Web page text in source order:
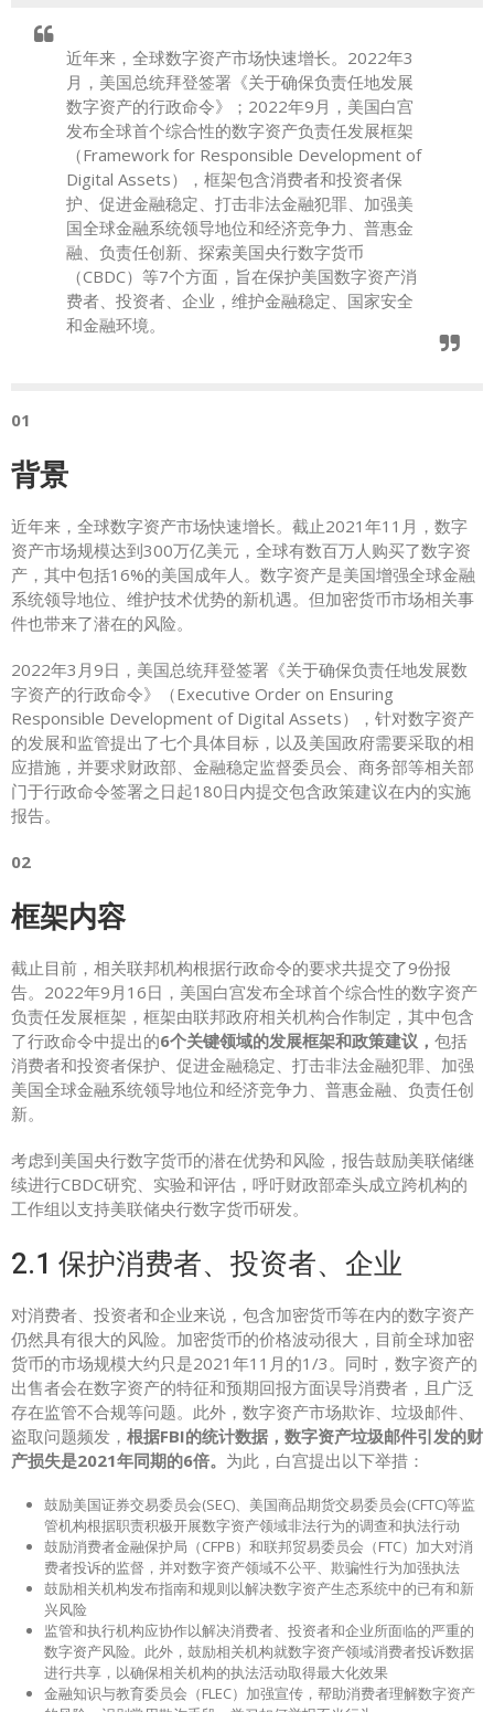
近年来，全球数字资产市场快速增长。2022年3
月，美国总统拜登签署《关于确保负责任地发展
数字资产的行政命令》；2022年9月，美国白宫
发布全球首个综合性的数字资产负责任发展框架
（Framework for Responsible Development of
Digital Assets），框架包含消费者和投资者保
护、促进金融稳定、打击非法金融犯罪、加强美
国全球金融系统领导地位和经济竞争力、普惠金
融、负责任创新、探索美国央行数字货币
（CBDC）等7个方面，旨在保护美国数字资产消
费者、投资者、企业，维护金融稳定、国家安全
和金融环境。
01
背景
近年来，全球数字资产市场快速增长。截止2021年11月，数字
资产市场规模达到300万亿美元，全球有数百万人购买了数字资
产，其中包括16%的美国成年人。数字资产是美国增强全球金融
系统领导地位、维护技术优势的新机遇。但加密货币市场相关事
件也带来了潜在的风险。
2022年3月9日，美国总统拜登签署《关于确保负责任地发展数
字资产的行政命令》（Executive Order on Ensuring
Responsible Development of Digital Assets），针对数字资产
的发展和监管提出了七个具体目标，以及美国政府需要采取的相
应措施，并要求财政部、金融稳定监督委员会、商务部等相关部
门于行政命令签署之日起180日内提交包含政策建议在内的实施
报告。
02
框架内容
截止目前，相关联邦机构根据行政命令的要求共提交了9份报
告。2022年9月16日，美国白宫发布全球首个综合性的数字资产
负责任发展框架，框架由联邦政府相关机构合作制定，其中包含
了行政命令中提出的6个关键领域的发展框架和政策建议， 包括
消费者和投资者保护、促进金融稳定、打击非法金融犯罪、加强
美国全球金融系统领导地位和经济竞争力、普惠金融、负责任创
新。
考虑到美国央行数字货币的潜在优势和风险，报告鼓励美联储继
续进行CBDC研究、实验和评估，呼吁财政部牵头成立跨机构的
工作组以支持美联储央行数字货币研发。
2.1 保护消费者、投资者、企业
对消费者、投资者和企业来说，包含加密货币等在内的数字资产
仍然具有很大的风险。加密货币的价格波动很大，目前全球加密
货币的市场规模大约只是2021年11月的1/3。同时，数字资产的
出售者会在数字资产的特征和预期回报方面误导消费者，且广泛
存在监管不合规等问题。此外，数字资产市场欺诈、垃圾邮件、
盗取问题频发， 根据FBI的统计数据，数字资产垃圾邮件引发的财
产损失是2021年同期的6倍。 为此，白宫提出以下举措：
鼓励美国证券交易委员会(SEC)、美国商品期货交易委员会(CFTC)等监
管机构根据职责积极开展数字资产领域非法行为的调查和执法行动
鼓励消费者金融保护局（CFPB）和联邦贸易委员会（FTC）加大对消
费者投诉的监督，并对数字资产领域不公平、欺骗性行为加强执法
鼓励相关机构发布指南和规则以解决数字资产生态系统中的已有和新
兴风险
监管和执行机构应协作以解决消费者、投资者和企业所面临的严重的
数字资产风险。此外，鼓励相关机构就数字资产领域消费者投诉数据
进行共享，以确保相关机构的执法活动取得最大化效果
金融知识与教育委员会（FLEC）加强宣传，帮助消费者理解数字资产